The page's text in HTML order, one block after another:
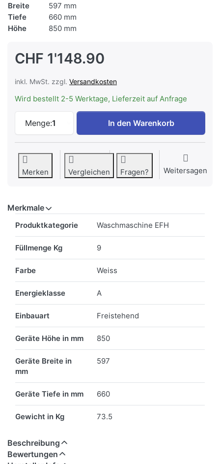
Breite
597 mm
Tiefe
660 mm
Höhe
850 mm
CHF 1'148.90
inkl. MwSt. zzgl. Versandkosten
Wird bestellt 2-5 Werktage, Lieferzeit auf Anfrage
Menge:1
ELECTROLUX WAGL2E500
In den Warenkorb
Merken Vergleichen Fragen? Weitersagen
Merkmale
Produktkategorie Waschmaschine EFH
Füllmenge Kg 9
Farbe Weiss
Energieklasse A
Einbauart Freistehend
Geräte Höhe in mm 850
Geräte Breite in
mm
597
Geräte Tiefe in mm 660
Gewicht in Kg 73.5
Beschreibung
Bewertungen